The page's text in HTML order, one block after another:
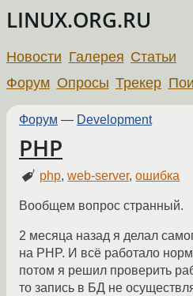
LINUX.ORG.RU
Новости Галерея Статьи
Форум Опросы Трекер
Форум — Development
PHP
php,web-server,ошибка
Вообщем вопрос странный.
2 месяца назад я делал
на PHP. И всё работало
потом я решил проверить
то запись в БД не